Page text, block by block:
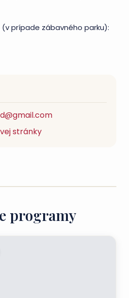
prípade zábavného parku):
stránky
programy